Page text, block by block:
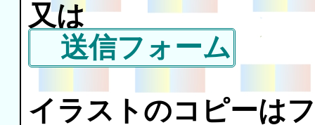
又は
送信フォーム
イラストのコピーは